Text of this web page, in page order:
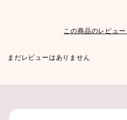
この商品のレビュ
まだレビューはありません